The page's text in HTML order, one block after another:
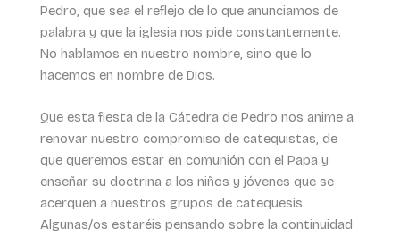
Pedro, que sea el reflejo de lo que anunciamos de
palabra y que la iglesia nos pide constantemente.
No hablamos en nuestro nombre, sino que lo
hacemos en nombre de Dios.
Que esta fiesta de la Cátedra de Pedro nos anime a
renovar nuestro compromiso de catequistas, de
que queremos estar en comunión con el Papa y
enseñar su doctrina a los niños y jóvenes que se
acerquen a nuestros grupos de catequesis.
Algunas/os estaréis pensando sobre la continuidad